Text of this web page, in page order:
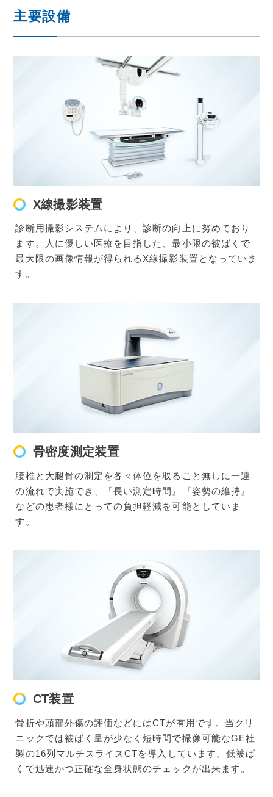
主要設備
X線撮影装置
診断用撮影システムにより、診断の向上に努めており
ます。人に優しい医療を目指した、最小限の被ばくで
最大限の画像情報が得られるX線撮影装置となっていま
す。
骨密度測定装置
腰椎と大腿骨の測定を各々体位を取ること無しに一連
の流れで実施でき、『長い測定時間』『姿勢の維持』
などの患者様にとっての負担軽減を可能としていま
す。
CT装置
骨折や頭部外傷の評価などにはCTが有用です。当クリ
ニックでは被ばく量が少なく短時間で撮像可能なGE社
製の16列マルチスライスCTを導入しています。低被ば
くで迅速かつ正確な全身状態のチェックが出来ます。